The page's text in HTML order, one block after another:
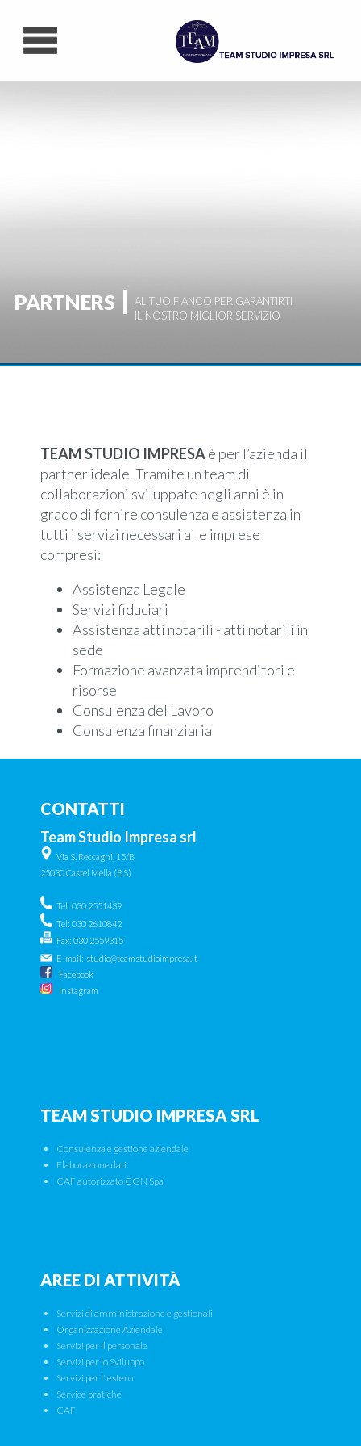
Lavora con noi
PARTNERS
AL TUO FIANCO PER GARANTIRTI
IL NOSTRO MIGLIOR SERVIZIO
TEAM STUDIO IMPRESAè per l’azienda il
partner ideale. Tramite un team di
collaborazioni sviluppate negli anni è in
grado di fornire consulenza e assistenza in
tutti i servizi necessari alle imprese
compresi:
Assistenza Legale
Servizi fiduciari
Assistenza atti notarili - atti notarili in
sede
Formazione avanzata imprenditori e
risorse
Consulenza del Lavoro
Consulenza finanziaria
CONTATTI
Team Studio Impresa srl
Via S. Reccagni, 15/B
25030 Castel Mella (BS)
Tel: 030 2551439
Tel: 030 2610842
Fax: 030 2559315
E-mail: studio@teamstudioimpresa.it
Facebook
Instagram
TEAM STUDIO IMPRESA SRL
Consulenza e gestione aziendale
Elaborazione dati
CAF autorizzato CGN Spa
AREE DI ATTIVITÀ
Servizi di amministrazione e gestionali
Organizzazione Aziendale
Servizi per il personale
Servizi per lo Sviluppo
Servizi per l' estero
Service pratiche
CAF